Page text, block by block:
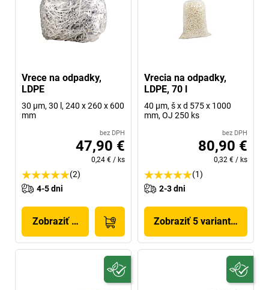
Vrece na odpadky,
LDPE
30 µm, 30 l, 240 x 260 x 600
mm
bez DPH
47,90 €
0,24 € / ks
(2)
4-5 dni
Zobraziť produkt
Vrecia na odpadky,
LDPE, 70 l
40 µm, š x d 575 x 1000
mm, OJ 250 ks
bez DPH
80,90 €
0,32 € / ks
(1)
2-3 dni
Zobraziť 5 variantov